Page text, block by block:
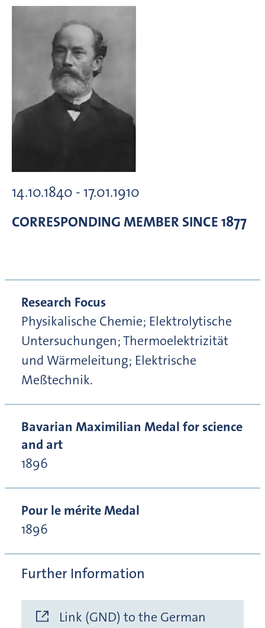
14.10.1840 - 17.01.1910
CORRESPONDING MEMBER SINCE 1877
Research Focus
Physikalische Chemie; Elektrolytische
Untersuchungen; Thermoelektrizität
und Wärmeleitung; Elektrische
Meßtechnik.
Bavarian Maximilian Medal for science
and art
1896
Pour le mérite Medal
1896
Further Information
Link (GND) to the German